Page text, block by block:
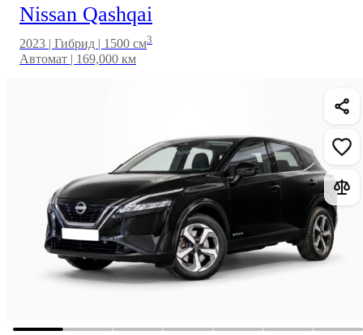
Nissan Qashqai
2023 | Гибрид | 1500 см3
Автомат | 169,000 км